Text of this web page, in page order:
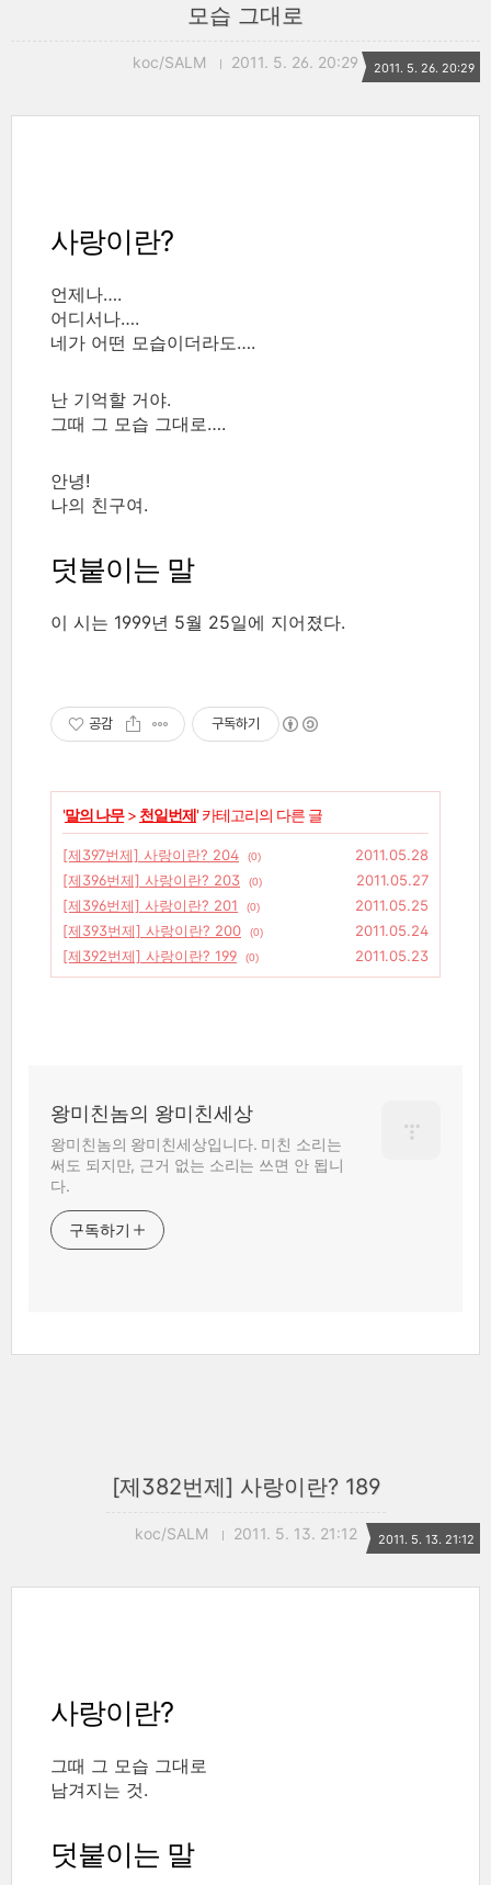
모습 그대로
koc/SALM 2011. 5. 26. 20:29 2011. 5. 26. 20:29
사랑이란?
언제나….
어디서나….
네가 어떤 모습이더라도….
난 기억할 거야.
그때 그 모습 그대로….
안녕!
나의 친구여.
덧붙이는 말
이 시는 1999년 5월 25일에 지어졌다.
공감 구독하기
'말의 나무> 천일번제' 카테고리의 다른 글
[제397번제] 사랑이란? 204 (0)
2011.05.28
[제396번제] 사랑이란? 203
(0)
2011.05.27
[제396번제] 사랑이란? 201
(0)
2011.05.25
[제393번제] 사랑이란? 200
(0)
2011.05.24
[제392번제] 사랑이란? 199
(0) 2011.05.23
왕미친놈의 왕미친세상
왕미친놈의 왕미친세상입니다. 미친 소리는
써도 되지만, 근거 없는 소리는 쓰면 안 됩니
다.
구독하기
[제382번제] 사랑이란? 189
koc/SALM 2011. 5. 13. 21:12 2011. 5. 13. 21:12
사랑이란?
그때 그 모습 그대로
남겨지는 것.
덧붙이는 말